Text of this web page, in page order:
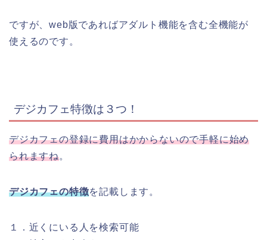
ですが、web版であればアダルト機能を含む全機能が
使えるのです。
デジカフェ特徴は３つ！
デジカフェの登録に費用はかからないので手軽に始め
られますね。
デジカフェの特徴を記載します。
１．近くにいる人を検索可能